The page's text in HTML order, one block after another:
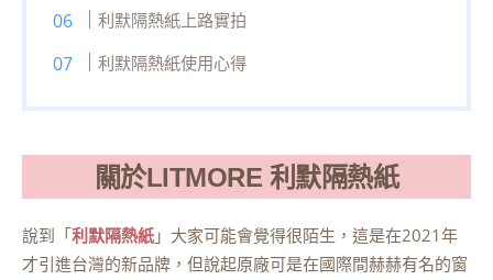
利默隔熱紙上路實拍
利默隔熱紙使用心得
關於LITMORE 利默隔熱紙
說到「利默隔熱紙 」大家可能會覺得很陌生，這是在2021年
才引進台灣的新品牌，但說起原廠可是在國際間赫赫有名的窗